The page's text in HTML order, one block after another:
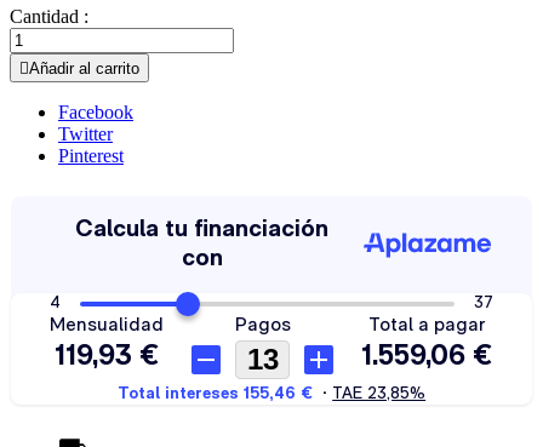
Cantidad :
Añadir al carrito
Facebook
Twitter
Pinterest